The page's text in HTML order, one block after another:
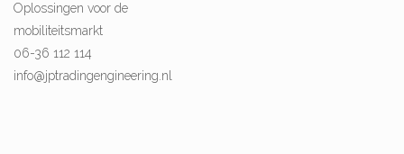
Oplossingen voor de
mobiliteitsmarkt
06-36 112 114
info@jptradingengineering.nl